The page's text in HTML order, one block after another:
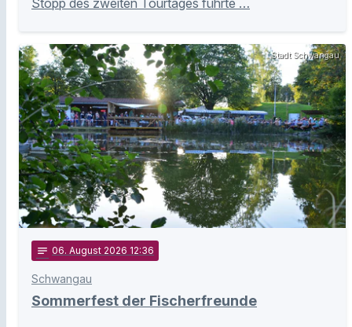
Stadt Schwangau
notes 06. August 2026 12:36
Schwangau
Sommerfest der Fischerfreunde